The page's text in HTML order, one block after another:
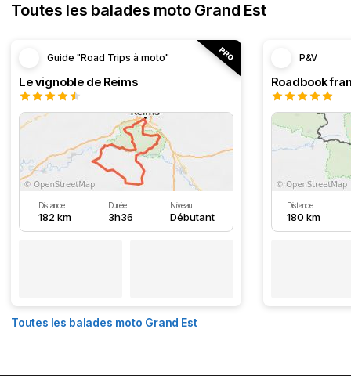
Toutes les balades moto Grand Est
Guide "Road Trips à moto"
Le vignoble de Reims
Distance
182 km
Durée
3h36
Niveau
Débutant
P&V
Distance
180 km
Toutes les balades moto Grand Est